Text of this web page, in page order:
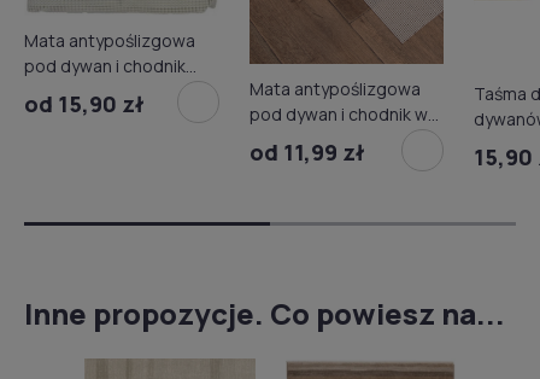
Mata antypoślizgowa
pod dywan i chodnik
od 15,90 zł
Mata antypoślizgowa
pod dywan i chodnik w
rolce
od 11,99 zł
Taśma
Janser
15,90
Inne propozycje. Co powiesz na...